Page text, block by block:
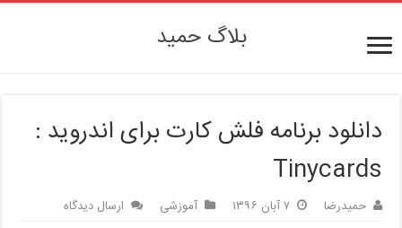
بلاگ حمید
دانلود برنامه فلش کارت برای اندروید :
Tinycards
حمیدرضا ۷ آبان ۱۳۹۶ آموزشی ارسال دیدگاه